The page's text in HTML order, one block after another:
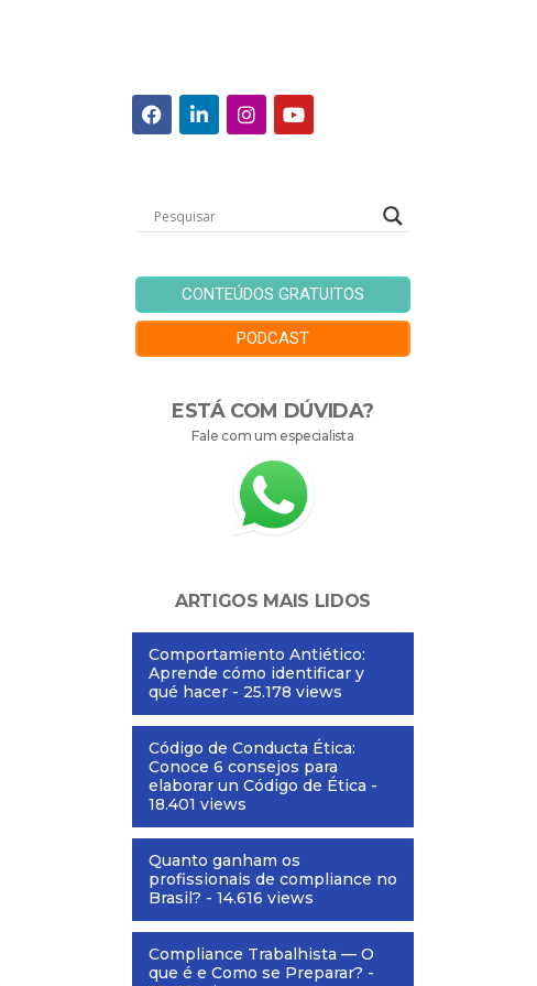
CONTEÚDOS GRATUITOS
PODCAST
ESTÁ COM DÚVIDA?
Fale com um especialista
ARTIGOS MAIS LIDOS
Comportamiento Antiético:
Aprende cómo identificar y
qué hacer - 25.178 views
Código de Conducta Ética:
Conoce 6 consejos para
elaborar un Código de Ética -
18.401 views
Quanto ganham os
profissionais de compliance no
Brasil? - 14.616 views
Compliance Trabalhista — O
que é e Como se Preparar? -